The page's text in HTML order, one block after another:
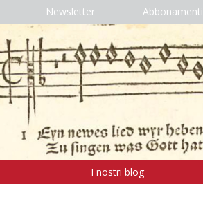
Newsletter Abbonamenti
I nostri blog